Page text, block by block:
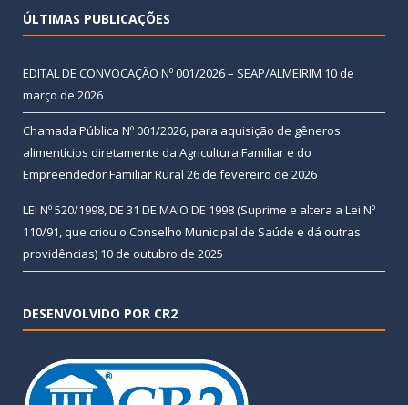
ÚLTIMAS PUBLICAÇÕES
EDITAL DE CONVOCAÇÃO Nº 001/2026 – SEAP/ALMEIRIM 10 de
março de 2026
Chamada Pública Nº 001/2026, para aquisição de gêneros
alimentícios diretamente da Agricultura Familiar e do
Empreendedor Familiar Rural 26 de fevereiro de 2026
LEI Nº 520/1998, DE 31 DE MAIO DE 1998 (Suprime e altera a Lei Nº
110/91, que criou o Conselho Municipal de Saúde e dá outras
providências) 10 de outubro de 2025
DESENVOLVIDO POR CR2